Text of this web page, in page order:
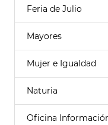
Feria de Julio
Mayores
Mujer e Igualdad
Naturia
Oficina